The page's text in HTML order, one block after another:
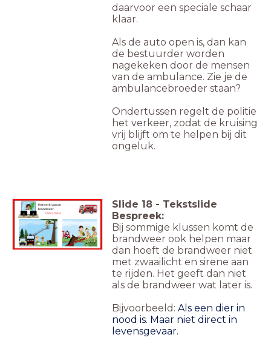
daarvoor een speciale schaar
klaar.
Als de auto open is, dan kan
de bestuurder worden
nagekeken door de mensen
van de ambulance. Zie je de
ambulancebroeder staan?
Ondertussen regelt de politie
het verkeer, zodat de kruising
vrij blijft om te helpen bij dit
ongeluk.
Het werk van de
brandweer
0900-0904
Slide 18 - Tekstslide
Bespreek:
Bij sommige klussen komt de
brandweer ook helpen maar
dan hoeft de brandweer niet
met zwaailicht en sirene aan
te rijden. Het geeft dan niet
als de brandweer wat later is.
Bijvoorbeeld: Als een dier in
nood is. Maar niet direct in
levensgevaar.